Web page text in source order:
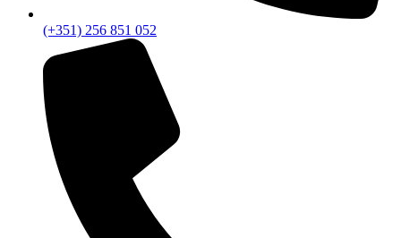
(+351) 256 851 052